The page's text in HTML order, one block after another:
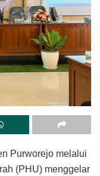
Purworejo melalui
(PHU) menggelar